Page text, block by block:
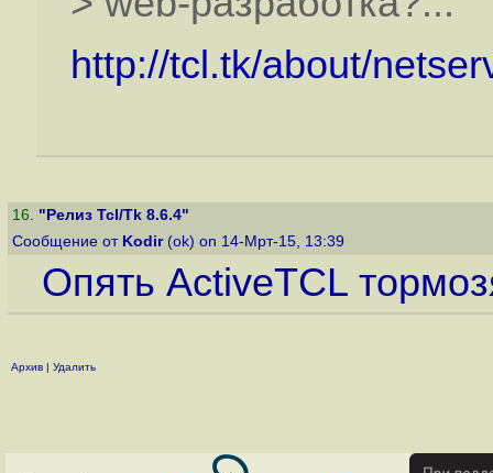
http://tcl.tk/about/
16. "Релиз Tcl/Tk 8.6.4"
Сообщение от Kodir(ok) on 14-Мрт-15, 13:39
Опять ActiveTCL
Архив | Удалить